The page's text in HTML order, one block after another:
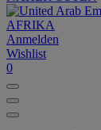
AFRIKA
Anmelden
Wishlist
0